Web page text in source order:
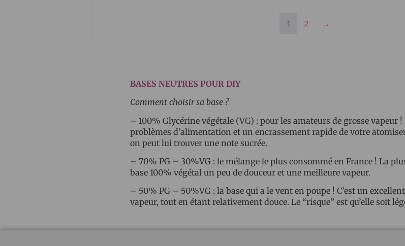
1 2 →
BASES NEUTRES POUR DIY
Comment choisir sa base ?
– 100% Glycérine végétale (VG) : pour les amateurs de grosse vapeur
problèmes d’alimentation et un encrassement rapide de votre
on peut lui trouver une note sucrée.
– 70% PG – 30%VG : le mélange le plus consommé en France ! La
base 100% végétal un peu de douceur et une meilleure vapeur.
– 50% PG – 50%VG : la base qui a le vent en poupe ! C’est un
vapeur, tout en étant relativement douce. Le “risque” est qu’elle soit